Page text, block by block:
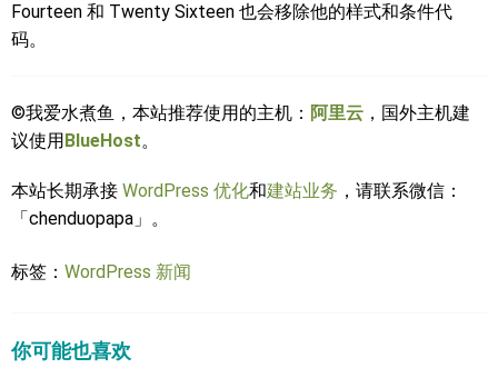
Fourteen 和 Twenty Sixteen 也会移除他的样式和条件代
码。
©我爱水煮鱼，本站推荐使用的主机： 阿里云 ，国外主机建
议使用BlueHost。
本站长期承接 WordPress 优化和建站业务 ，请联系微信：
「chenduopapa」。
标签： WordPress 新闻
你可能也喜欢